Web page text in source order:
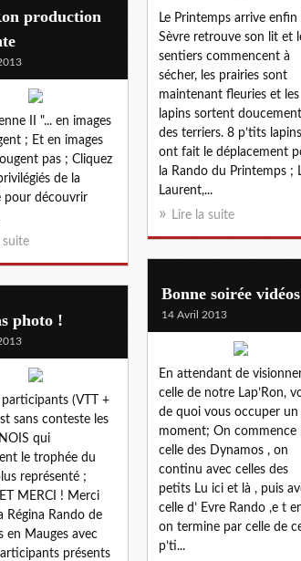
Le Printemps arrive enfin
Sèvre retrouve son lit et
sentiers commencent à
sécher, les prairies sont
maintenant fleuries et les
lapins sortent doucement
des terriers. 8 p’tits lapins
ont fait le déplacement
la Rando du Printemps ;
Laurent,...
Lire la suite
production
II "... en images
; Et en images
pas ; Cliquez
de la
pour découvrir
suite
Bonne soirée
14 Avril 2013
En attendant de
celle de notre Lap’Ron,
de quoi vous occuper un
moment; On commence
celle des Dynamos , on
continu avec celles des
petits Lu ici et là , puis
celle d’ Evre Rando ,e t
on termine par celle de
p’ti...
photo !
(VTT +
sans conteste les
qui
le trophée du
représenté ;
MERCI ! Merci
Régina Rando de
en Mauges avec
présents